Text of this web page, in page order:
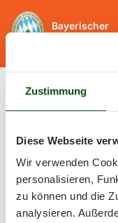
Zustimmung
Diese Webseite
Wir verwenden
personalisieren,
zu können und die
analysieren.
Bayerischer
Startseite
Service Auf
Kontakt
Sie haben